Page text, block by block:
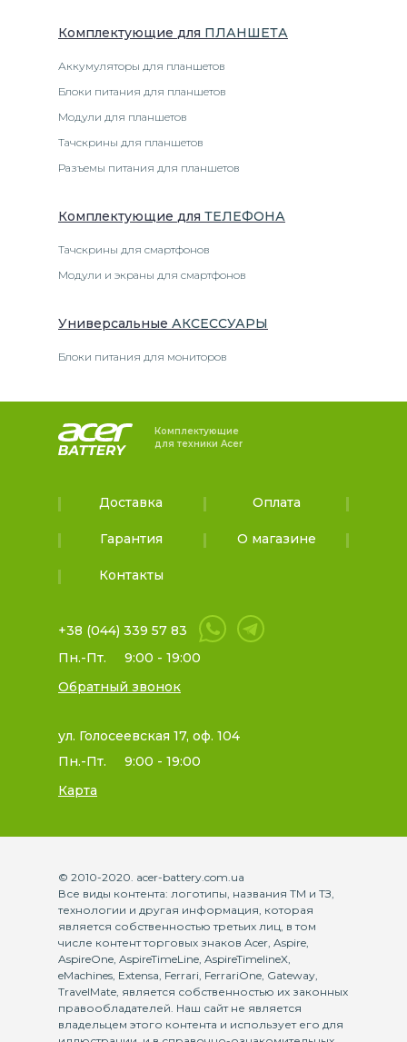
Комплектующие для ПЛАНШЕТА
Аккумуляторы для планшетов
Блоки питания для планшетов
Модули для планшетов
Тачскрины для планшетов
Разъемы питания для планшетов
Комплектующие для ТЕЛЕФОНА
Тачскрины для смартфонов
Модули и экраны для смартфонов
Универсальные АКСЕССУАРЫ
Блоки питания для мониторов
Комплектующие
для техники Acer
Доставка Оплата
Гарантия О магазине
Контакты
+38 (044) 339 57 83
Пн.-Пт.
9:00 - 19:00
Обратный звонок
ул. Голосеевская 17, оф. 104
Пн.-Пт.
9:00 - 19:00
Карта
© 2010-2020. acer-battery.com.ua
Все виды контента: логотипы, названия ТМ и ТЗ,
технологии и другая информация, которая
является собственностью третьих лиц, в том
числе контент торговых знаков Acer, Aspire,
AspireOne, AspireTimeLine, AspireTimelineX,
eMachines, Extensa, Ferrari, FerrariOne, Gateway,
TravelMate, является собственностью их законных
правообладателей. Наш сайт не является
владельцем этого контента и использует его для